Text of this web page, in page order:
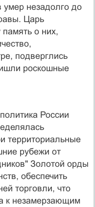
незадолго до
Царь
память о них,
подверглись
роскошные
России
территориальные
рубежи от
Золотой орды
обеспечить
торговли, что
к незамерзающим